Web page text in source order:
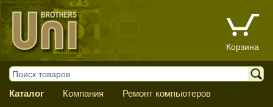
Корзина
Каталог Компания Ремонт компьютеров